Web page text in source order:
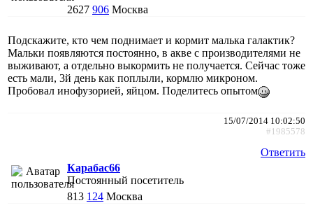
2627 906 Москва
Подскажите, кто чем поднимает и кормит малька галактик?
Мальки появляются постоянно, в акве с производителями не
выживают, а отдельно выкормить не получается. Сейчас тоже
есть мали, 3й день как поплыли, кормлю микроном.
Пробовал инофузорией, яйцом. Поделитесь опытом
15/07/2014 10:02:50
#1985578
Ответить
Карабас66
Постоянный посетитель
813 124 Москва